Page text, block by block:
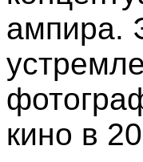
ампира.
кино в